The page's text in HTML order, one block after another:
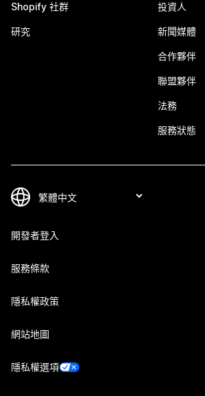
Shopify 社群
研究
投資人
新聞媒體
合作夥伴
聯盟夥伴
法務
服務狀態
開發者登入
服務條款
隱私權政策
網站地圖
隱私權選項